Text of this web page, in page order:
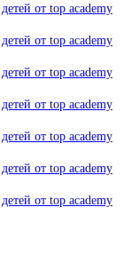
от top academy
от top academy
от top academy
от top academy
от top academy
от top academy
от top academy